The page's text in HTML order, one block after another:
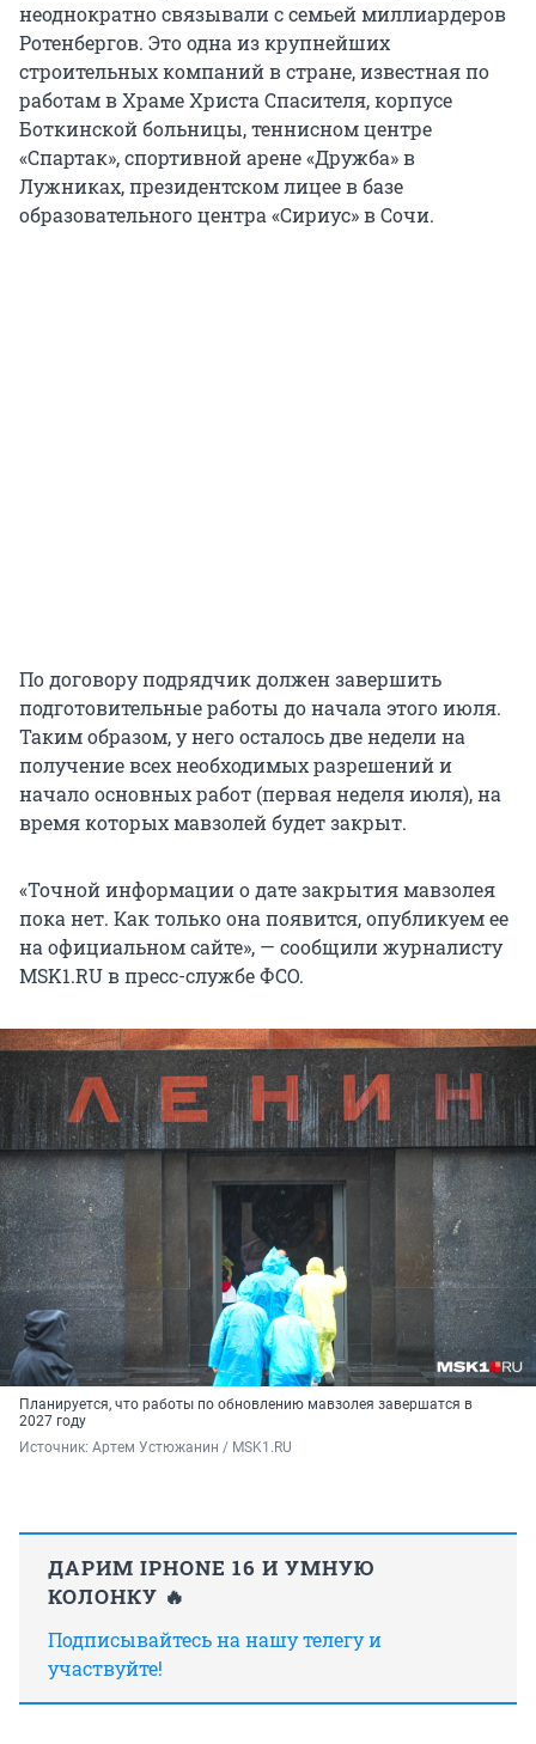
неоднократно связывали с семьей миллиардеров
Ротенбергов. Это одна из крупнейших
строительных компаний в стране, известная по
работам в Храме Христа Спасителя, корпусе
Боткинской больницы, теннисном центре
«Спартак», спортивной арене «Дружба» в
Лужниках, президентском лицее в базе
образовательного центра «Сириус» в Сочи.
По договору подрядчик должен завершить
подготовительные работы до начала этого июля.
Таким образом, у него осталось две недели на
получение всех необходимых разрешений и
начало основных работ (первая неделя июля), на
время которых мавзолей будет закрыт.
«Точной информации о дате закрытия мавзолея
пока нет. Как только она появится, опубликуем ее
на официальном сайте», — сообщили журналисту
MSK1.RU в пресс-службе ФСО.
Планируется, что работы по обновлению мавзолея завершатся в
2027 году
Источник: Артем Устюжанин / MSK1.RU
ДАРИМ IPHONE 16 И УМНУЮ
КОЛОНКУ 🔥
Подписывайтесь на нашу телегу и
участвуйте!